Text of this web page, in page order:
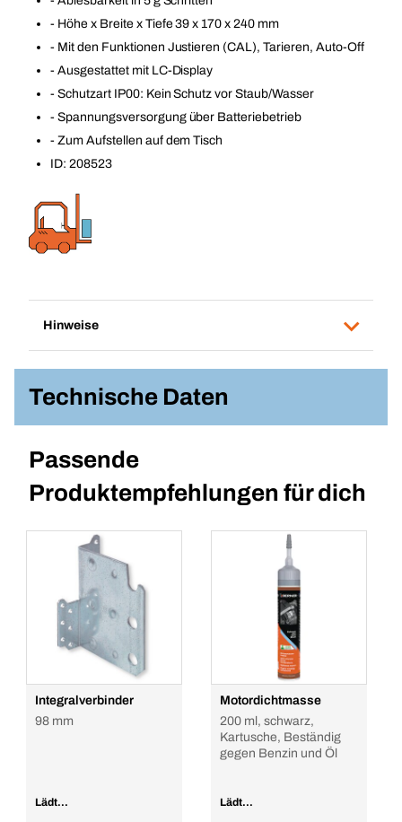
- Höhe x Breite x Tiefe 39 x 170 x 240 mm
- Mit den Funktionen Justieren (CAL), Tarieren, Auto-Off
- Ausgestattet mit LC-Display
- Schutzart IP00: Kein Schutz vor Staub/Wasser
- Spannungsversorgung über Batteriebetrieb
- Zum Aufstellen auf dem Tisch
ID: 208523
Hinweise
Technische Daten
Passende
Produktempfehlungen für dich
Integralverbinder
98 mm
Lädt...
Motordichtmasse
200 ml, schwarz,
Kartusche, Beständig
gegen Benzin und Öl
Lädt...